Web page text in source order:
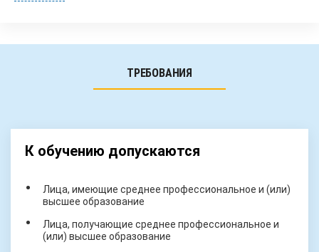
ТРЕБОВАНИЯ
К обучению допускаются
Лица, имеющие среднее профессиональное и (или)
высшее образование
Лица, получающие среднее профессиональное и
(или) высшее образование